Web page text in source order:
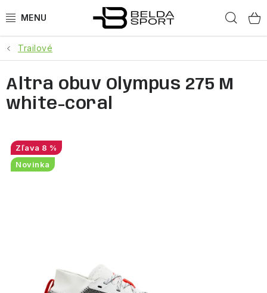
na
ŠPORTY
BEH
GOLDBERGH
OBLEČENIE
NAŠE SLUŽBY
Trailové
Altra obuv Olympus 275 M
white-coral
8 %
Novinka